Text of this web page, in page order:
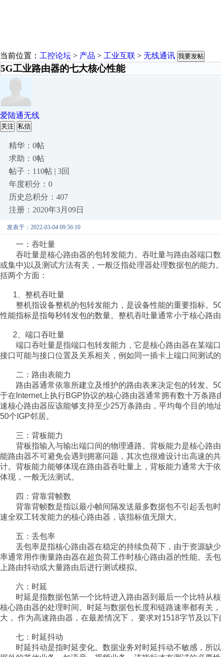
当前位置： 工控论坛 > 产品 > 工业互联 > 无线通讯 我要发帖
5G工业路由器的七大核心性能
爱陆通无线
关注 私信
精华：0帖
求助：0帖
帖子：110帖 | 3回
年度积分：0
历史总积分：407
注册：2020年3月09日
发表于：2022-03-04 09:56:10
一：吞吐量
吞吐量是核心路由器的包转发能力。吞吐量与路由器端口
或集中)以及测试方法有关，一般泛指处理器处理数据包的能力
括两个方面：
1 、整机吞吐量
整机指设备整机的包转发能力，是设备性能的重要指标。
性能指标是指每秒转发包的数量。整机吞吐量通常小于核心路
2 、端口吞吐量
端口吞吐量是指端口包转发能力，它是核心路由器在某端
接口可能与接口位置及关系相关，例如同一插卡上端口间测试
二：路由表能力
路由器通常依靠所建立及维护的路由表来决定包的转发。
于在 Internet上执行BGP协议的核心路由器通常拥有数十万条
速核心路由器应该能够支持至少25万条路由，平均每个目的地
50个 IGP邻居。
三：背板能力
背板指输入与输出端口间的物理通路。背板能力是核心路
能路由器不可避免会遇到拥塞问题，其次也很难设计出高速的
计。背板能力能够体现在路由器吞吐量上，背板能力通常大于
体现，一般无法测试。
四：背靠背帧数
背靠背帧数是指以最小帧间隔发送最多数据包不引起丢包
速全双工转发能力的核心路由器，该指标值无限大。
五：丢包率
丢包率是指核心路由器在稳定的持续负荷下，由于资源缺
率通常用作衡量路由器在超负荷工作时核心路由器的性能。丢
上路由抖动或大量路由后进行测试模拟。
六：时延
时延是指数据包第一个比特进入路由器到最后一个比特从
核心路由器的处理时间。时延与数据包长度和链路速率都有关
大， 作为高速路由器，在最差情况下， 要求对1518字节及以下
七：时延抖动
时延抖动是指时延变化。数据业务对时延抖动不敏感，所